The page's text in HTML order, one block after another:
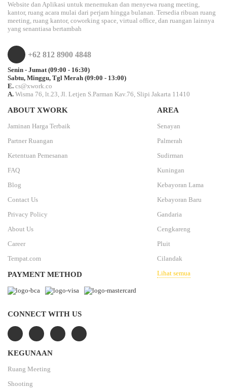
Website dan Aplikasi untuk menemukan dan menyewa ruang meeting,
kantor, ruang acara mulai dari perjam hingga bulanan. Tersedia ribuan ruang
meeting, ruang kantor, coworking space, virtual office, dan ruangan lainnya
yang senantiasa bertambah
+62 812 8900 4848
Senin - Jumat (09:00 - 16:30)
Sabtu, Minggu, Tgl Merah (09:00 - 13:00)
E. cs@xwork.co
A. Wisma 76, lt.23, Jl. Letjen S.Parman Kav.76, Slipi Jakarta 11410
ABOUT XWORK
Jaminan Harga Terbaik
Partner Ruangan
Ketentuan Pemesanan
FAQ
Blog
Contact Us
Privacy Policy
About Us
Career
Tempat.com
PAYMENT METHOD
CONNECT WITH US
AREA
Senayan
Palmerah
Sudirman
Kuningan
Kebayoran Lama
Kebayoran Baru
Gandaria
Cengkareng
Pluit
Cilandak
Lihat semua
KEGUNAAN
Ruang Meeting
Shooting